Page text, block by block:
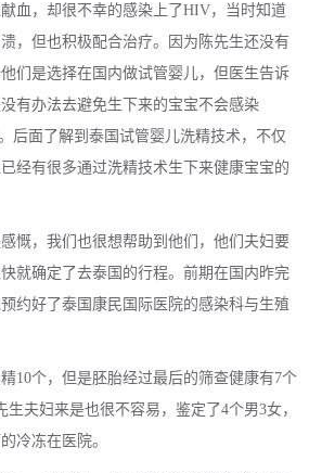
血，却很不幸的感染上了HIV，当时知道
，但也积极配合治疗。因为陈先生还没有
们是选择在国内做试管婴儿，但医生告诉
有办法去避免生下来的宝宝不会感染
后面了解到泰国试管婴儿洗精技术，不仅
经有很多通过洗精技术生下来健康宝宝的
慨，我们也很想帮助到他们，他们夫妇要
就确定了去泰国的行程。前期在国内昨完
约好了泰国康民国际医院的感染科与生殖
10个，但是胚胎经过最后的筛查健康有7个
夫妇来是也很不容易，鉴定了4个男3女，
冷冻在医院。